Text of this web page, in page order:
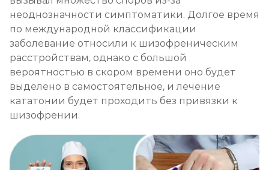
неоднозначности симптоматики. Долгое время
по международной классификации
заболевание относили к шизофреническим
расстройствам, однако с большой
вероятностью в скором времени оно будет
выделено в самостоятельное, и лечение
кататонии будет проходить без привязки к
шизофрении.